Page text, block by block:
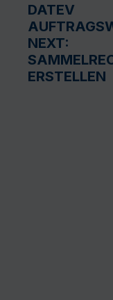
DATEV
NEXT:
ERSTELLEN